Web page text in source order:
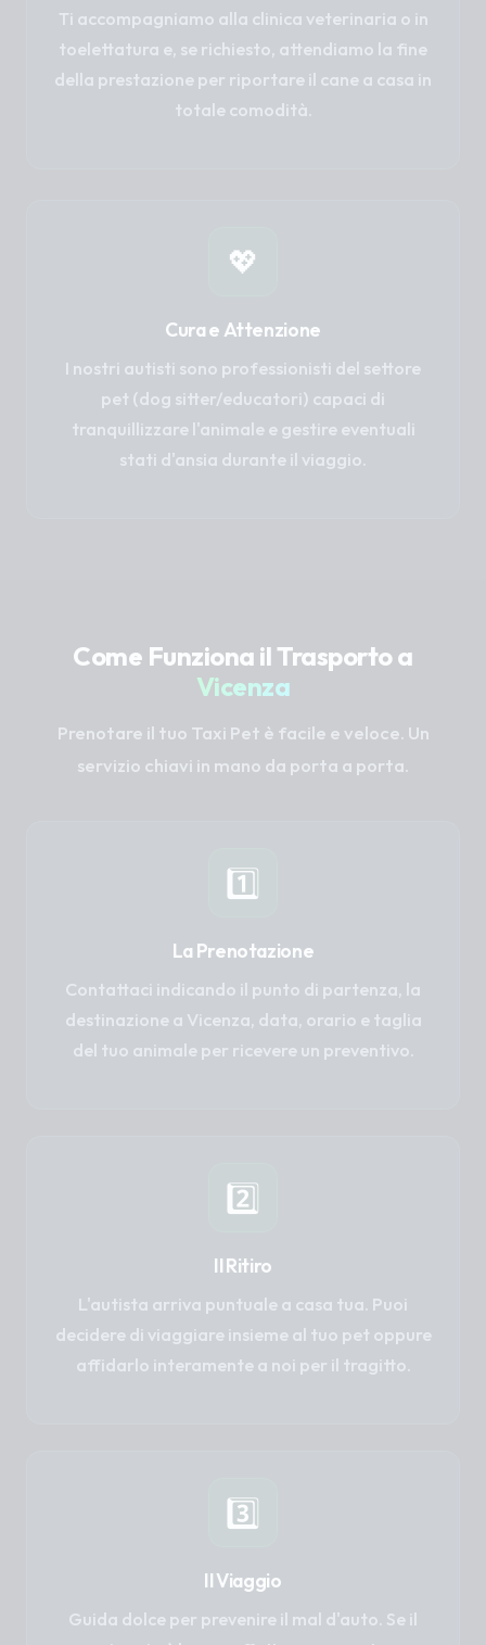
Ti accompagniamo alla clinica veterinaria o in
toelettatura e, se richiesto, attendiamo la fine
della prestazione per riportare il cane a casa in
totale comodità.
💖
Cura e Attenzione
I nostri autisti sono professionisti del settore
pet (dog sitter/educatori) capaci di
tranquillizzare l'animale e gestire eventuali
stati d'ansia durante il viaggio.
Come Funziona il Trasporto a
Vicenza
Prenotare il tuo Taxi Pet è facile e veloce. Un
servizio chiavi in mano da porta a porta.
1️⃣
La Prenotazione
Contattaci indicando il punto di partenza, la
destinazione a Vicenza, data, orario e taglia
del tuo animale per ricevere un preventivo.
2️⃣
Il Ritiro
L'autista arriva puntuale a casa tua. Puoi
decidere di viaggiare insieme al tuo pet oppure
affidarlo interamente a noi per il tragitto.
3️⃣
Il Viaggio
Guida dolce per prevenire il mal d'auto. Se il